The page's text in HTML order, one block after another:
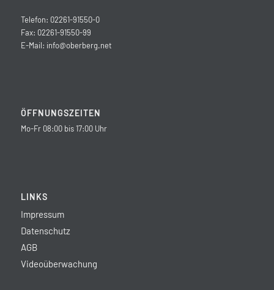
Telefon: 02261-91550-0
Fax: 02261-91550-99
E-Mail: info@oberberg.net
ÖFFNUNGSZEITEN
Mo-Fr 08:00 bis 17:00 Uhr
LINKS
Impressum
Datenschutz
AGB
Videoüberwachung